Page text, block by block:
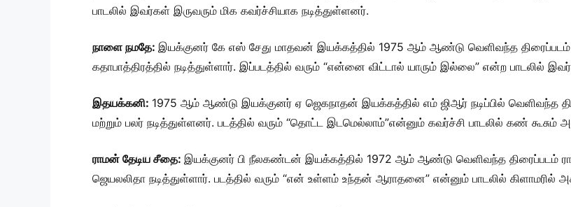
பாடலில் இவர்கள் இருவரும் மிக கவர்ச்சியாக நடித்துள்ளனர்.
நாளை நமதே: இயக்குனர் கே எஸ் சேது மாதவன் இயக்கத்தில் 1975 ஆம் ஆண்டு வெளிவந்த
கதாபாத்திரத்தில் நடித்துள்ளார். இப்படத்தில் வரும் “என்னை விட்டால் யாரும் இல்லை” என்ற பாடலில்
இதயக்கனி: 1975 ஆம் ஆண்டு இயக்குனர் ஏ ஜெகநாதன் இயக்கத்தில் எம் ஜிஆர் நடிப்பில் வெளிவந்த
மற்றும் பலர் நடித்துள்ளனர். படத்தில் வரும் “தொட்ட இடமெல்லாம்”என்னும் கவர்ச்சி பாடலில் கண் கூசும்
ராமன் தேடிய சீதை: இயக்குனர் பி நீலகண்டன் இயக்கத்தில் 1972 ஆம் ஆண்டு வெளிவந்த திரைப்படம்
ஜெயலலிதா நடித்துள்ளார். படத்தில் வரும் “என் உள்ளம் உந்தன் ஆராதனை” என்னும் பாடலில் கிளாமரில்